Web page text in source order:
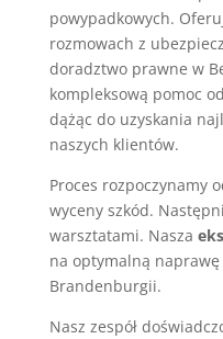
powypadkowych.
rozmowach z
doradztwo prawne w
kompleksową pomoc
dążąc do uzyskania
naszych klientów.
Proces rozpoczynamy
wyceny szkód.
warsztatami. Nasza
na optymalną
Brandenburgii.
Nasz zespół